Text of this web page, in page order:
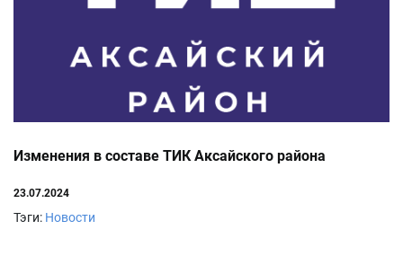
Изменения в составе ТИК Аксайского района
23.07.2024
Тэги: Новости